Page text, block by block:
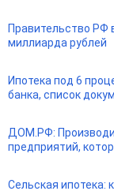
Правительство РФ
миллиарда рублей
Ипотека под 6
банка, список
ДОМ.РФ:
предприятий,
Сельская ипотека: